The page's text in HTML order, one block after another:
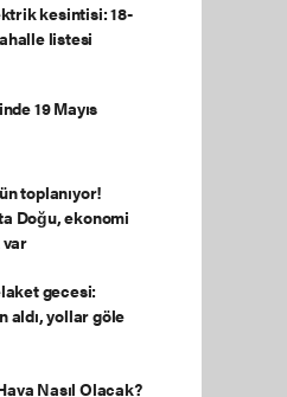
kesintisi: 18-
listesi
19 Mayıs
toplanıyor!
Doğu, ekonomi
gecesi:
aldı, yollar göle
Nasıl Olacak?